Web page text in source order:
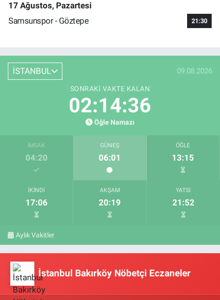
17 Ağustos, Pazartesi
Samsunspor - Göztepe
21:30
İSTANBUL 09.08.2026
SONRAKI VAKTE KALAN
02:14:35
Öğle Namazı
İMSAK
04:20
GÜNEŞ
06:01
ÖĞLE
13:15
İKINDI
17:06
AKŞAM
20:19
YATSI
21:52
Aylık Vakitler
İstanbul Bakırköy Nöbetçi Eczaneler